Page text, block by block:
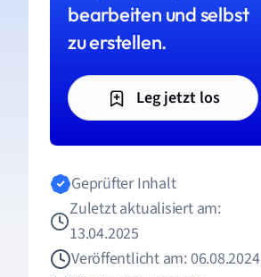
bearbeiten und selbst
zu erstellen.
Leg jetzt los
Geprüfter Inhalt
Zuletzt aktualisiert am:
13.04.2025
Veröffentlicht am: 06.08.2024